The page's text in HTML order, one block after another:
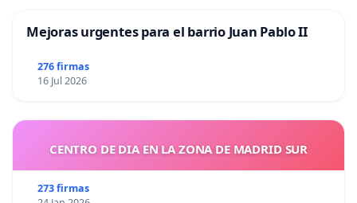
Mejoras urgentes para el barrio Juan Pablo II
276 firmas
16 Jul 2026
CENTRO DE DIA EN LA ZONA DE MADRID SUR
273 firmas